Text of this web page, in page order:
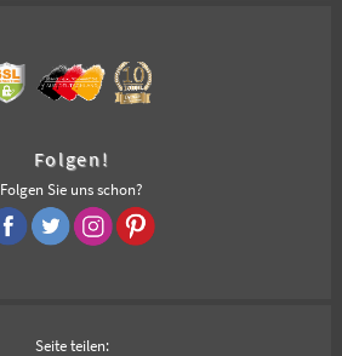
Folgen!
Folgen Sie uns schon?
Seite teilen: